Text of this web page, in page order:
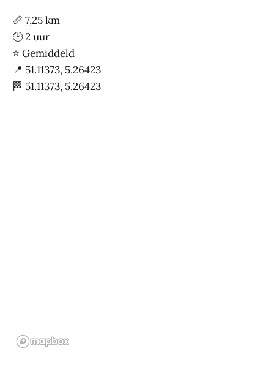
📏 7,25 km
🕑 2 uur
⭐ Gemiddeld
📍 51.11373, 5.26423
🏁 51.11373, 5.26423